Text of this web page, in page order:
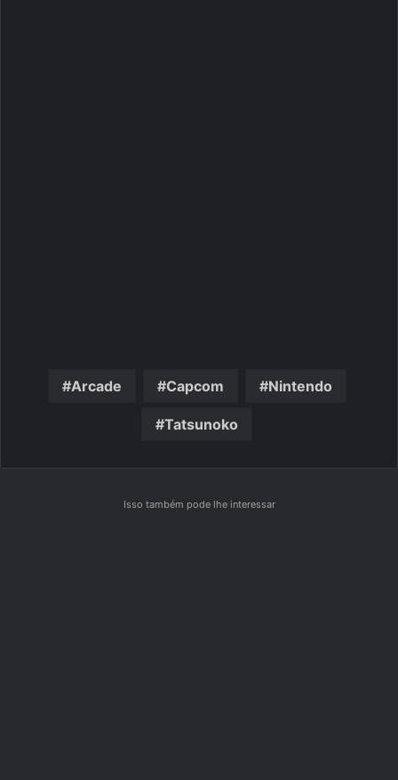
Arcade Capcom Nintendo
Tatsunoko
Isso também pode lhe interessar